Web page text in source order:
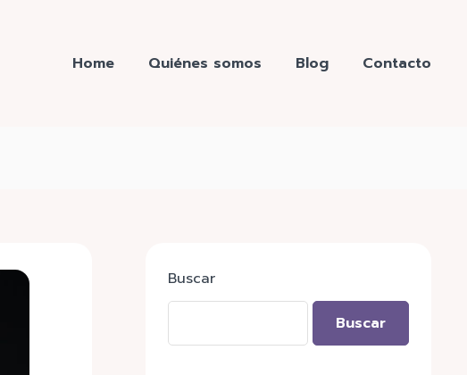
Home Quiénes somos Blog Contacto
Buscar
Buscar